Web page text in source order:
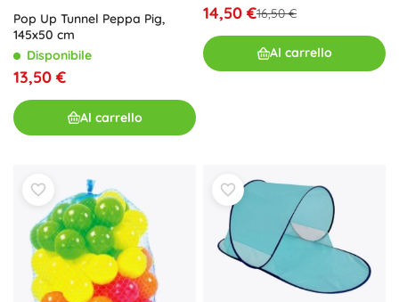
Pop Up Tunnel Peppa Pig,
145x50 cm
Disponibile
13,50 €
Al carrello
14,50 €16,50 €
Al carrello